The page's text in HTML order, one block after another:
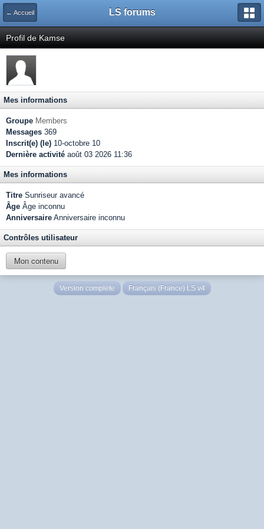
← Accueil LS forums
Profil de Kamse
Mes informations
Groupe Members
Messages 369
Inscrit(e) (le) 10-octobre 10
Dernière activité août 03 2026 11:36
Mes informations
Titre Sunriseur avancé
Âge Âge inconnu
Anniversaire Anniversaire inconnu
Contrôles utilisateur
Mon contenu
Version complète Français (France) LS v4